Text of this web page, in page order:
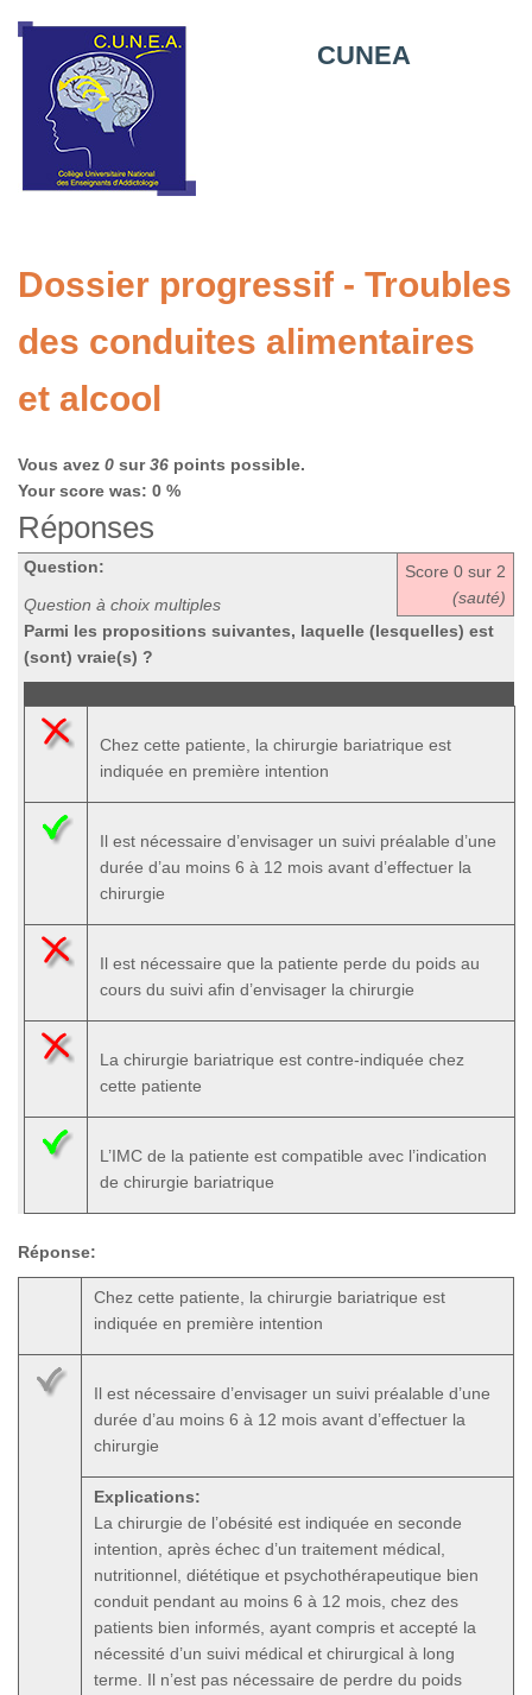
CUNEA
Dossier progressif - Troubles
des conduites alimentaires
et alcool
Vous avez 0 sur36 points possible.
Your score was: 0 %
Réponses
Score 0 sur 2
(sauté)
Question:
Question à choix multiples
Parmi les propositions suivantes, laquelle (lesquelles) est
(sont) vraie(s) ?
Chez cette patiente, la chirurgie bariatrique est
indiquée en première intention
Il est nécessaire d’envisager un suivi préalable d’une
durée d’au moins 6 à 12 mois avant d’effectuer la
chirurgie
Il est nécessaire que la patiente perde du poids au
cours du suivi afin d’envisager la chirurgie
La chirurgie bariatrique est contre-indiquée chez
cette patiente
L’IMC de la patiente est compatible avec l’indication
de chirurgie bariatrique
Réponse:
Chez cette patiente, la chirurgie bariatrique est
indiquée en première intention
Il est nécessaire d’envisager un suivi préalable d’une
durée d’au moins 6 à 12 mois avant d’effectuer la
chirurgie
Explications:
La chirurgie de l’obésité est indiquée en seconde
intention, après échec d’un traitement médical,
nutritionnel, diététique et psychothérapeutique bien
conduit pendant au moins 6 à 12 mois, chez des
patients bien informés, ayant compris et accepté la
nécessité d’un suivi médical et chirurgical à long
terme. Il n’est pas nécessaire de perdre du poids